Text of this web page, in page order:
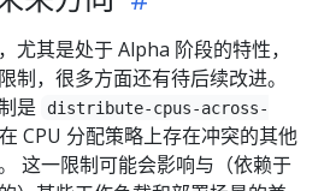
尤其是处于 Alpha 阶段的特性，
制，很多方面还有待后续改进。
是
distribute-cpus-across-
CPU 分配策略上存在冲突的其他
这一限制可能会影响与（依赖于